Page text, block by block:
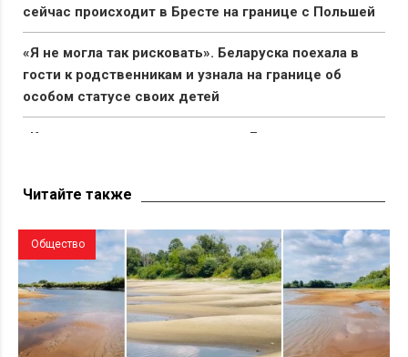
сейчас происходит в Бресте на границе с Польшей
«Я не могла так рисковать». Беларуска поехала в
гости к родственникам и узнала на границе об
особом статусе своих детей
«Капец, девушку аж разорвало». Брестчане
Читайте также
Общество